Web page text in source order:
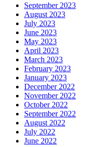
September 2023
August 2023
July 2023
June 2023
May 2023
April 2023
March 2023
February 2023
January 2023
December 2022
November 2022
October 2022
September 2022
August 2022
July 2022
June 2022